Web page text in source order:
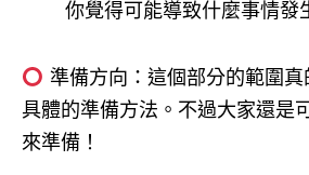
你覺得可能導致什麼事情發
準備方向：這個部分的範圍
具體的準備方法。不過大家還是
來準備！